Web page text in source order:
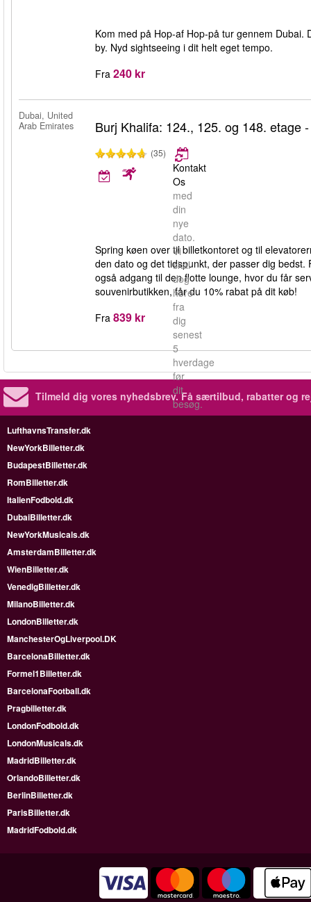
Kom med på Hop-af Hop-på tur gennem
by. Nyd sightseeing i dit helt eget tempo.
Fra 240 kr
Dubai, United
Arab Emirates
Burj Khalifa: 124., 125. og 148. etage
(35)
Kontakt
Os
med
din
nye
dato.
Vi
skal
dog
høre
fra
dig
senest
5
hverdage
før
dit
besøg.
Spring køen over til billetkontoret og til
den dato og det tidspunkt, der passer dig
også adgang til den flotte lounge, hvor du får
souvenirbutikken, får du 10% rabat på dit køb!
Fra 839 kr
Tilmeld dig vores nyhedsbrev.Få særtilbud, rabatter og
LufthavnsTransfer.dk
NewYorkBilletter.dk
BudapestBilletter.dk
RomBilletter.dk
ItalienFodbold.dk
DubaiBilletter.dk
NewYorkMusicals.dk
AmsterdamBilletter.dk
WienBilletter.dk
VenedigBilletter.dk
MilanoBilletter.dk
LondonBilletter.dk
ManchesterOgLiverpool.DK
BarcelonaBilletter.dk
Formel1Billetter.dk
BarcelonaFootball.dk
Pragbilletter.dk
LondonFodbold.dk
LondonMusicals.dk
MadridBilletter.dk
OrlandoBilletter.dk
BerlinBilletter.dk
ParisBilletter.dk
MadridFodbold.dk